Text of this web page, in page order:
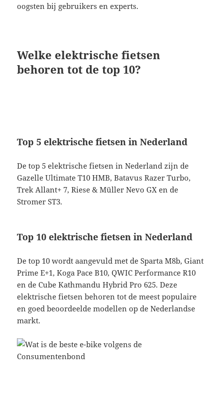
oogsten bij gebruikers en experts.
Welke elektrische fietsen
behoren tot de top 10?
Top 5 elektrische fietsen in Nederland
De top 5 elektrische fietsen in Nederland zijn de
Gazelle Ultimate T10 HMB, Batavus Razer Turbo,
Trek Allant+ 7, Riese & Müller Nevo GX en de
Stromer ST3.
Top 10 elektrische fietsen in Nederland
De top 10 wordt aangevuld met de Sparta M8b, Giant
Prime E+1, Koga Pace B10, QWIC Performance R10
en de Cube Kathmandu Hybrid Pro 625. Deze
elektrische fietsen behoren tot de meest populaire
en goed beoordeelde modellen op de Nederlandse
markt.